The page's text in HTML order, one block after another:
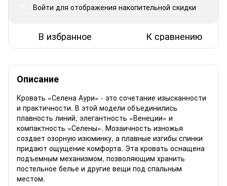
Войти для отображения накопительной скидки
В избранное К сравнению
Описание
Кровать «Селена Аури» - это сочетание изысканности
и практичности. В этой модели объединились
плавность линий, элегантность «Венеции» и
компактность «Селены». Мозаичность изножья
создает озорную изюминку, а плавные изгибы спинки
придают ощущение комфорта. Эта кровать оснащена
подъемным механизмом, позволяющим хранить
постельное белье и другие вещи под спальным
местом.